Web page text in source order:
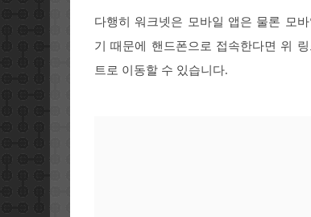
다행히 워크넷은 모바일 앱은 물론 모
기 때문에 핸드폰으로 접속한다면 위
트로 이동할 수 있습니다.